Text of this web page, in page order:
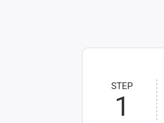
STEP
1